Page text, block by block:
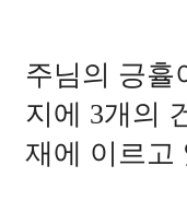
주님의 긍휼
지에 3개의
재에 이르고